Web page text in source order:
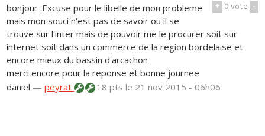
+ 0vote -
bonjour .Excuse pour le libelle de mon probleme
mais mon souci n'est pas de savoir ou il se
trouve sur l'inter mais de pouvoir me le procurer soit sur
internet soit dans un commerce de la region bordelaise et
encore mieux du bassin d'arcachon
merci encore pour la reponse et bonne journee
daniel —peyrat 18 ptsle 21 nov 2015 - 06h06